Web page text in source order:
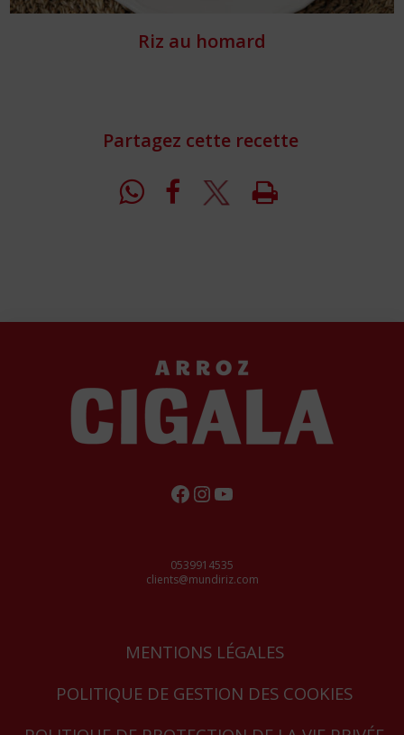
Riz au homard
Partagez cette recette
FACEBOOK
INSTAGRAM
YOUTUBE
0539914535
clients@mundiriz.com
MENTIONS LÉGALES
POLITIQUE DE GESTION DES COOKIES